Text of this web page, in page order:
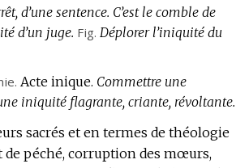
d’une sentence. C’est le comble de
d’un juge. Fig. Déplorer l’iniquité du
Acte inique. Commettre une
une iniquité flagrante, criante, révoltante.
sacrés et en termes de théologie
de péché, corruption des mœurs,